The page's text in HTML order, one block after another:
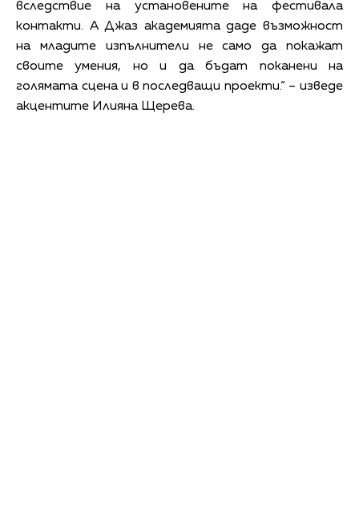
вследствие на установените на фестивала
контакти. А Джаз академията даде възможност
на младите изпълнители не само да покажат
своите умения, но и да бъдат поканени на
голямата сцена и в последващи проекти.“ – изведе
акцентите Илияна Щерева.